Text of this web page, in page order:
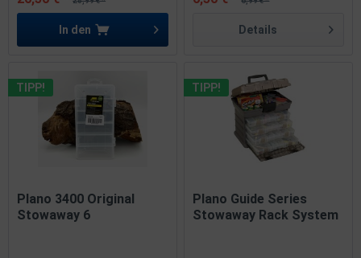
In den Details
TIPP!
Plano 3400 Original
Stowaway 6
TIPP!
Plano Guide Series
Stowaway Rack System